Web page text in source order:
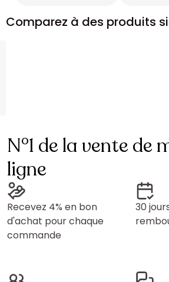
Comparez à des produits
N°1 de la vente de
ligne
Recevez 4% en bon
d'achat pour chaque
commande
30